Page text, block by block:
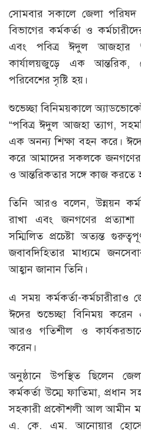
সোমবার সকালে জেলা পরিষদ
বিভাগের কর্মকর্তা ও
এবং পবিত্র ঈদুল আজহার
কার্যালয়জুড়ে এক আন্তরিক,
পরিবেশের সৃষ্টি হয়।
শুভেচ্ছা বিনিময়কালে
“পবিত্র ঈদুল আজহা ত্যাগ,
এক অনন্য শিক্ষা বহন করে।
করে আমাদের সকলকে জনগণের
ও আন্তরিকতার সঙ্গে কাজ করতে
তিনি আরও বলেন, উন্নয়ন
রাখা এবং জনগণের প্রত্যাশা
সম্মিলিত প্রচেষ্টা অত্যন্ত
জবাবদিহিতার মাধ্যমে
আহ্বান জানান তিনি।
এ সময় কর্মকর্তা-কর্মচারীরাও
ঈদের শুভেচ্ছা বিনিময় করেন
আরও গতিশীল ও
করেন।
অনুষ্ঠানে উপস্থিত ছিলেন
কর্মকর্তা উম্মে ফাতিমা,
সহকারী প্রকৌশলী আল আমীন
এ. কে. এম. আনোয়ার